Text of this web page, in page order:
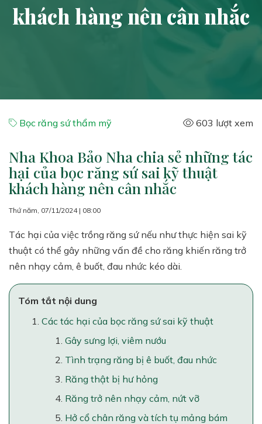
khách hàng nên cân nhắc
Bọc răng sứ thẩm mỹ 603 lượt xem
Nha Khoa Bảo Nha chia sẻ những tác
hại của bọc răng sứ sai kỹ thuật
khách hàng nên cân nhắc
Thứ năm, 07/11/2024 | 08:00
Tác hại của việc trồng răng sứ nếu như thực hiện sai kỹ
thuật có thể gây những vấn đề cho răng khiến răng trở
nên nhạy cảm, ê buốt, đau nhức kéo dài.
Tóm tắt nội dung
Các tác hại của bọc răng sứ sai kỹ thuật
Gây sưng lợi, viêm nướu
Tình trạng răng bị ê buốt, đau nhức
Răng thật bị hư hỏng
Răng trở nên nhạy cảm, nứt vỡ
Hở cổ chân răng và tích tụ mảng bám